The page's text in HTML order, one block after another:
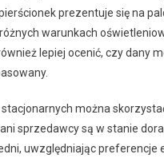
prezentuje się na
warunkach
lepiej ocenić, czy dany
stacjonarnych można
sprzedawcy są w stanie
uwzględniając preferencje